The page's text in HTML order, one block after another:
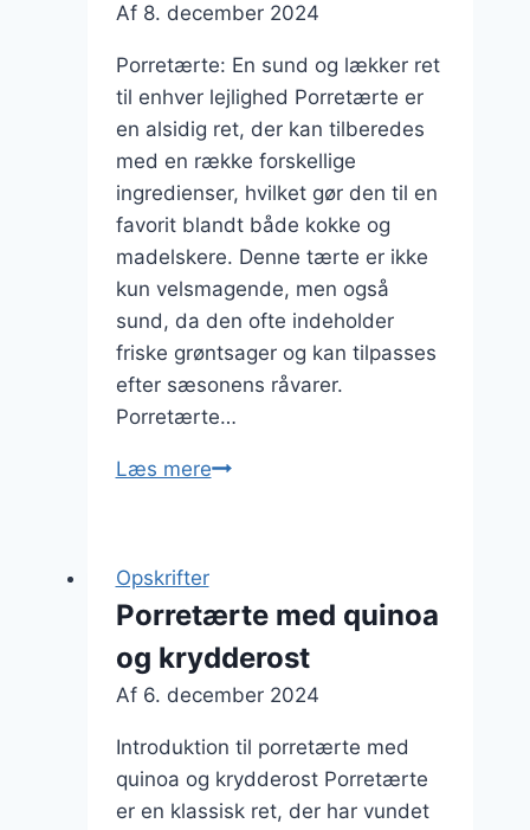
Af 8. december 2024
Porretærte: En sund og lækker ret
til enhver lejlighed Porretærte er
en alsidig ret, der kan tilberedes
med en række forskellige
ingredienser, hvilket gør den til en
favorit blandt både kokke og
madelskere. Denne tærte er ikke
kun velsmagende, men også
sund, da den ofte indeholder
friske grøntsager og kan tilpasses
efter sæsonens råvarer.
Porretærte…
Læs merePorretærte
farverig
ret
Opskrifter
Porretærte med quinoa
og krydderost
Af 6. december 2024
Introduktion til porretærte med
quinoa og krydderost Porretærte
er en klassisk ret, der har vundet